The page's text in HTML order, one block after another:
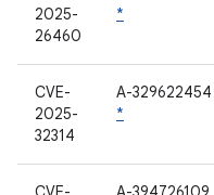
2025-
26460
*
CVE-
2025-
32314
A-329622454
*